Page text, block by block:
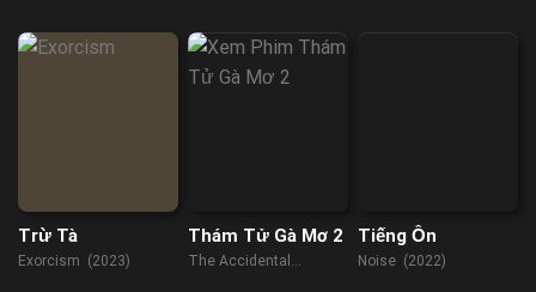
Trừ Tà
Exorcism (2023)
Thám Tử Gà Mơ 2
The Accidental
Tiếng Ồn
Noise (2022)